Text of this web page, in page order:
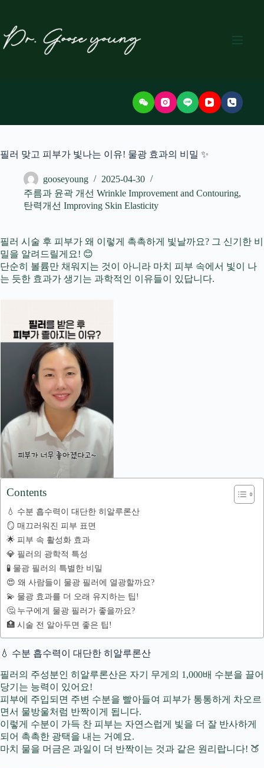
로
필러 맞고 피부가 빛나는 이유! 물광 효과의 비밀 ✨
gooseyoung
2025-04-30
주름과 윤곽 개선 Wrinkle Improvement and Contouring,
탄력개선 Improving Skin Elasticity
필러 시술 후 피부가 왜 이렇게 촉촉하게 빛날까요? 그 신기한 비
밀을 알려드릴게요! 😊
단순히 볼륨만 채워지는 것이 아니라 마치 피부 속에서 빛이 나
는 듯한 효과가 생기는 과학적인 이유들이 있답니다.
Contents
💧 수분 흡수력이 대단한 히알루론산
🪞 매끄러워진 피부 표면
🌟 피부 속 활성화 효과
💎 필러의 광학적 특성
🧪 물광 필러의 특별한 비밀
😍 왜 사람들이 물광 필러에 열광할까요?
💫 물광 효과를 더 오래 유지하는 팁!
🤔 누구에게 물광 필러가 좋을까요?
🏥 시술 전 알아두면 좋은 팁!
💧 수분 흡수력이 대단한 히알루론산
필러의 주성분인 히알루론산은 자기 무게의 1,000배 수분을 끌어
당기는 능력이 있어요!
피부에 주입되면 주변 수분을 빨아들여 피부가 통통하게 차오르
면서 물방울처럼 반짝이게 됩니다.
이렇게 수분이 가득 찬 피부는 자연스럽게 빛을 더 잘 반사하게
되어 촉촉한 광택을 내는 거예요.
마치 물을 머금은 과일이 더 반짝이는 것과 같은 원리랍니다! 🍑